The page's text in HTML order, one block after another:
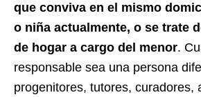
que conviva en el mismo
o niña actualmente, o se trate
de hogar a cargo del menor.
responsable sea una persona
progenitores, tutores, curadores,